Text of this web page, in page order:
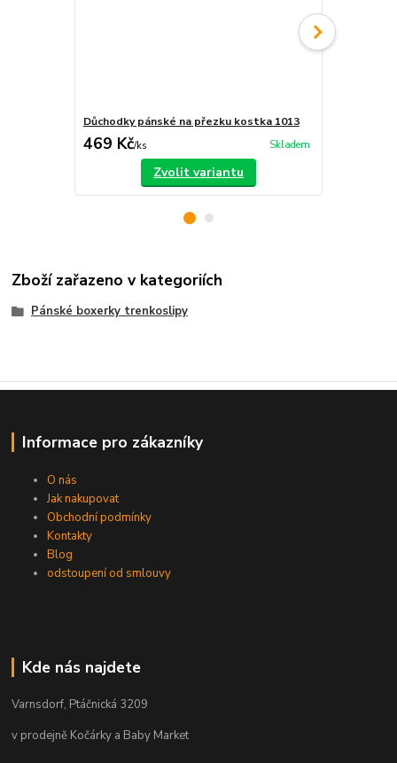
Důchodky pánské na přezku kostka 1013
469 Kč/ks Skladem
Zvolit variantu
Zboží zařazeno v kategoriích
Pánské boxerky trenkoslipy
Informace pro zákazníky
O nás
Jak nakupovat
Obchodní podmínky
Kontakty
Blog
odstoupení od smlouvy
Kde nás najdete
Varnsdorf, Ptáčnická 3209
v prodejně Kočárky a Baby Market